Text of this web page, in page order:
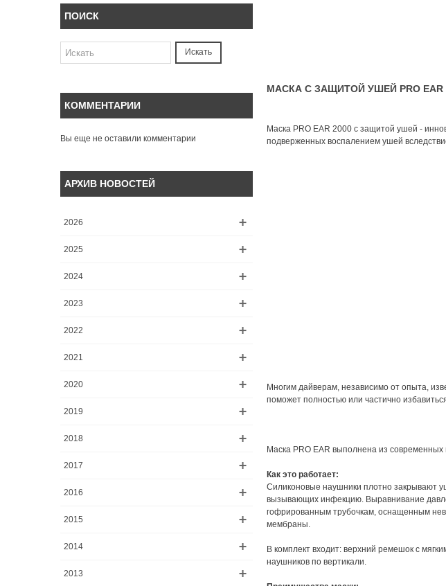
ПОИСК
Искать
КОММЕНТАРИИ
Вы еще не оставили комментарии
АРХИВ НОВОСТЕЙ
2026
2025
2024
2023
2022
2021
2020
2019
2018
2017
2016
2015
2014
2013
МАСКА С ЗАЩИТОЙ УШЕЙ PRO EAR
Маска PRO EAR 2000 с защитой ушей -
подверженных воспалением ушей
Многим дайверам, независимо от опыта,
поможет полностью или частично
Маска PRO EAR выполнена из современных
Как это работает:
Силиконовые наушники плотно закрывают
вызывающих инфекцию. Выравнивание
гофрированным трубочкам, оснащенным
мембраны.
В комплект входит: верхний ремешок с
наушников по вертикали.